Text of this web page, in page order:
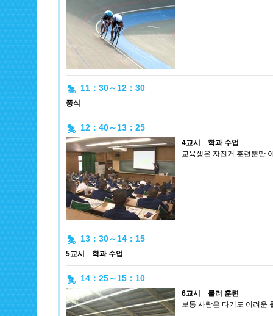
11：30～12：30
중식
12：40～13：25
4교시 학과 수업
교육생은 자전거 훈련뿐만
13：30～14：15
5교시 학과 수업
14：25～15：10
6교시 롤러 훈련
보통 사람은 타기도 어려운